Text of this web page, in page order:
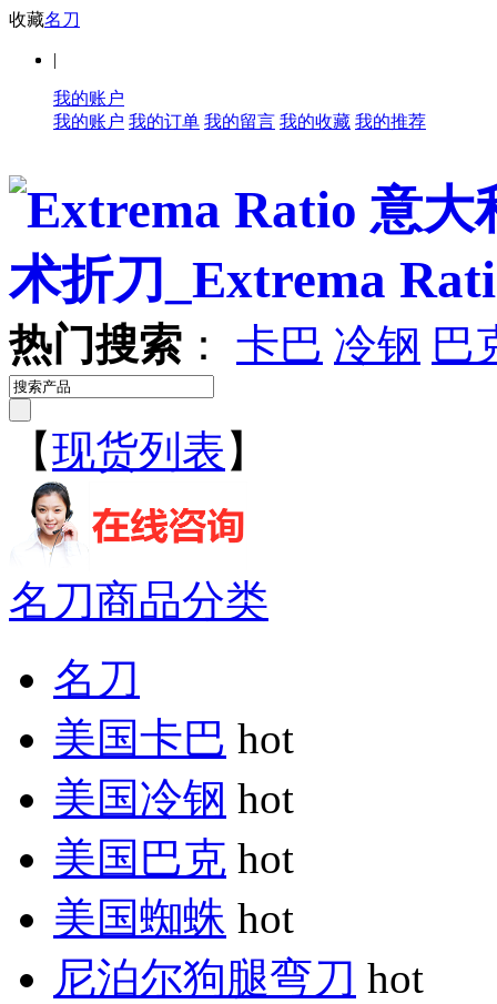
收藏名刀
|
我的账户
我的账户 我的订单 我的留言 我的收藏 我的推荐
热门搜索 ： 卡巴 冷钢 巴
【现货列表 】
名刀商品分类
名刀
美国卡巴 hot
美国冷钢 hot
美国巴克 hot
美国蜘蛛 hot
尼泊尔狗腿弯刀 hot